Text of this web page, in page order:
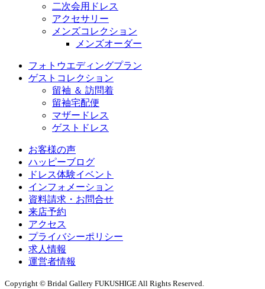
二次会用ドレス
アクセサリー
メンズコレクション
メンズオーダー
フォトウエディングプラン
ゲストコレクション
留袖 ＆ 訪問着
留袖宅配便
マザードレス
ゲストドレス
お客様の声
ハッピーブログ
ドレス体験イベント
インフォメーション
資料請求・お問合せ
来店予約
アクセス
プライバシーポリシー
求人情報
運営者情報
Copyright © Bridal Gallery FUKUSHIGE All Rights Reserved.